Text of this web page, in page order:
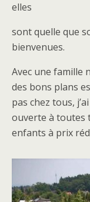
elles
sont quelle que
bienvenues.
Avec une famille
des bons plans
pas chez tous,
ouverte à toutes
enfants à prix